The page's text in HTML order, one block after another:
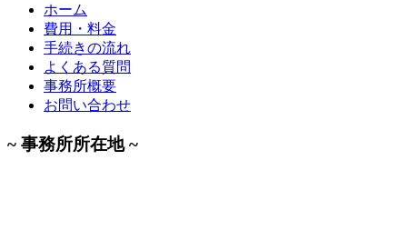
ホーム
費用・料金
手続きの流れ
よくある質問
事務所概要
お問い合わせ
~ 事務所所在地 ~